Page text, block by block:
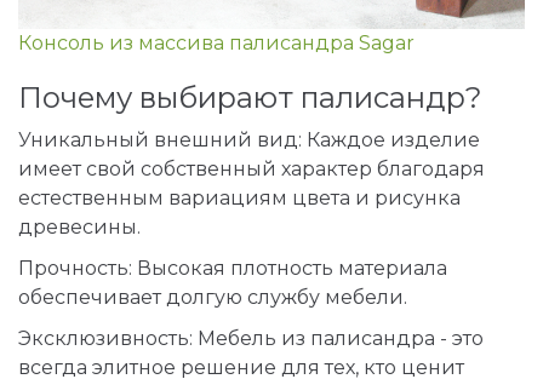
Консоль из массива палисандра Sagar
Почему выбирают палисандр?
Уникальный внешний вид: Каждое изделие
имеет свой собственный характер благодаря
естественным вариациям цвета и рисунка
древесины.
Прочность: Высокая плотность материала
обеспечивает долгую службу мебели.
Эксклюзивность: Мебель из палисандра - это
всегда элитное решение для тех, кто ценит